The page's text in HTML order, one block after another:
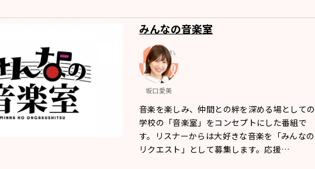
みんなの音楽室
坂口愛美
音楽を楽しみ、仲間との絆を深める場としての
学校の「音楽室」をコンセプトにした番組で
す。リスナーからは大好きな音楽を「みんなの
リクエスト」として募集します。応援…